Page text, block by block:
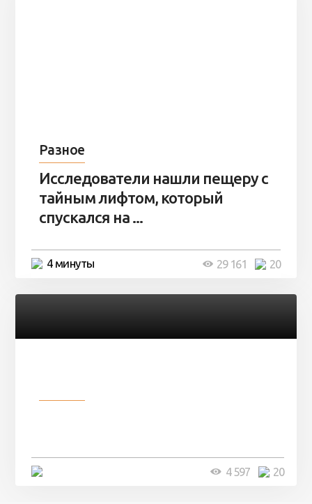
Разное
Исследователи нашли пещеру с
тайным лифтом, который
спускался на ...
4 минуты 20
29 161
20
4 597